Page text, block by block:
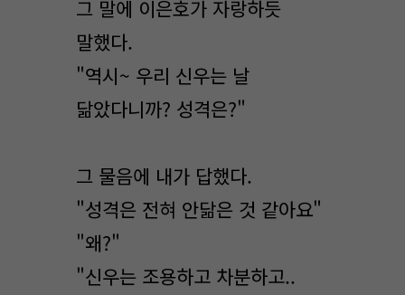
그 말에 이은호가 자랑하듯
말했다.
"역시~ 우리 신우는 날
닮았다니까? 성격은?"
그 물음에 내가 답했다.
"성격은 전혀 안닮은 것 같아요"
"왜?"
"신우는 조용하고 차분하고..